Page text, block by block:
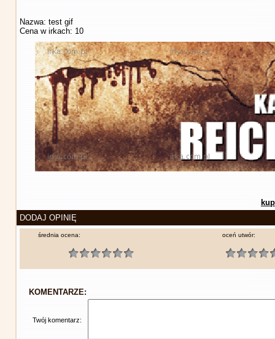
Nazwa: test gif
Cena w irkach: 10
DODAJ OPINIĘ
średnia ocena: oceń utwór:
KOMENTARZE:
Twój komentarz: